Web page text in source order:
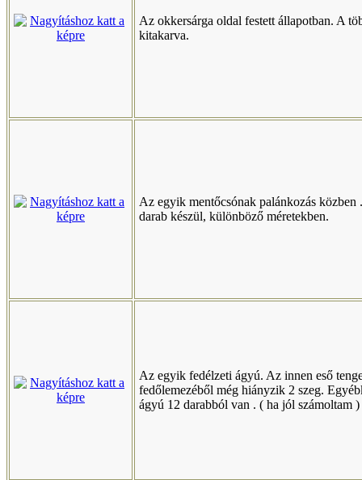
Az okkersárga oldal festett állapotban. A
kitakarva.
Az egyik mentőcsónak palánkozás közben
darab készül, különböző méretekben.
Az egyik fedélzeti ágyú. Az innen eső
fedőlemezéből még hiányzik 2 szeg.
ágyú 12 darabból van . ( ha jól számoltam )